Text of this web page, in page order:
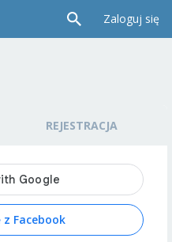
Zaloguj się
REJESTRACJA
Facebook